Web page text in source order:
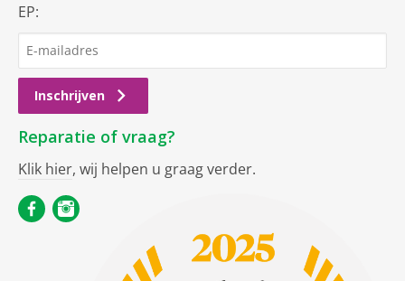
EP:
Inschrijven
Reparatie of vraag?
Klik hier, wij helpen u graag verder.